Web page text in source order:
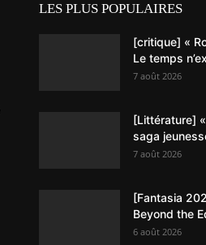
LES PLUS POPULAIRES
[critique] «
Le temps
7 août 2026
[Littérature]
saga
7 août 2026
[Fantasia
Beyond the
6 août 2026